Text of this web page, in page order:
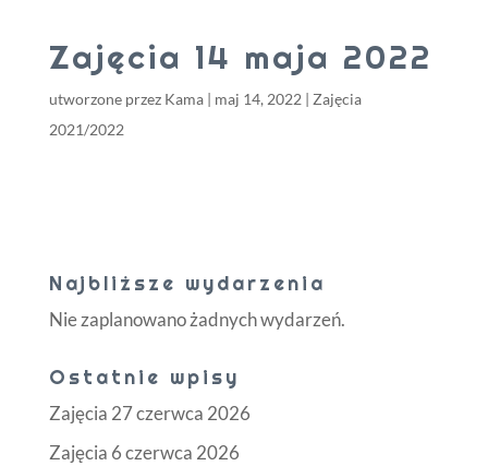
Zajęcia 14 maja 2022
utworzone przez Kama| maj 14, 2022 | Zajęcia
2021/2022
Najbliższe wydarzenia
Nie zaplanowano żadnych wydarzeń.
Ostatnie wpisy
Zajęcia 27 czerwca 2026
Zajęcia 6 czerwca 2026